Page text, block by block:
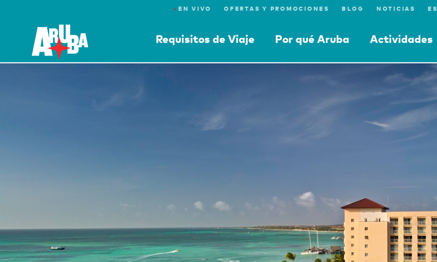
● EN VIVO OFERTAS Y PROMOCIONES BLOG NOTICIAS
Requisitos de Viaje Por qué Aruba Actividades